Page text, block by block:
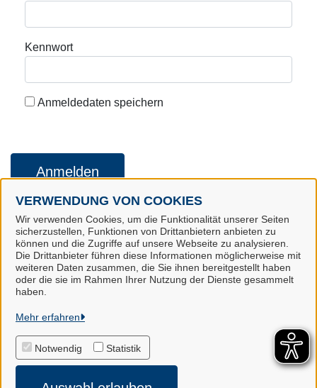
VERWENDUNG VON COOKIES
Wir verwenden Cookies, um die Funktionalität unserer Seiten
sicherzustellen, Funktionen von Drittanbietern anbieten zu
können und die Zugriffe auf unsere Webseite zu analysieren.
Die Drittanbieter führen diese Informationen möglicherweise mit
weiteren Daten zusammen, die Sie ihnen bereitgestellt haben
oder die sie im Rahmen Ihrer Nutzung der Dienste gesammelt
haben.
Mehr erfahren
Notwendig Statistik
Kennwort
Anmeldedaten speichern
Anmelden
Konto erstellen Kennwort vergessen
Landkreis Harburg
Alle Rechte vorbehalten